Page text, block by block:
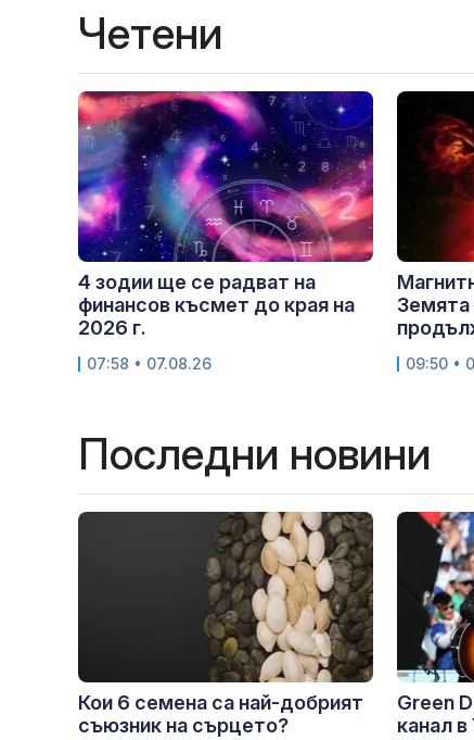
Четени
4 зодии ще се радват на
финансов късмет до края на
2026 г.
07:58 • 07.08.26
Земята
09:50 •
Последни новини
Кои 6 семена са най-добрият
съюзник на сърцето?
Green
канал в